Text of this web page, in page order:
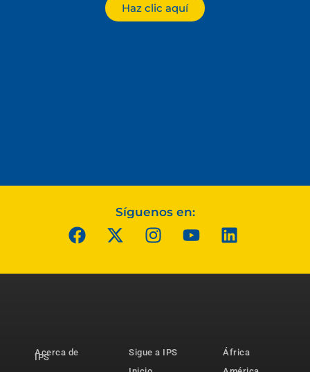
Haz clic aquí
Síguenos en:
Acerca de
IPS
Sigue a IPS
África